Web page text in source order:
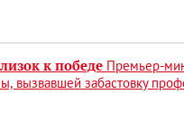
к победе
Премьер-
вызвавшей забастовку